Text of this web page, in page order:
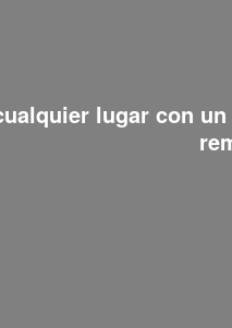
lugar con un